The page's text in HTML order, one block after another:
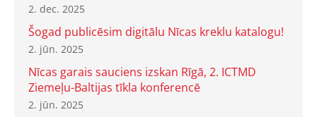
2. dec. 2025
Šogad publicēsim digitālu Nīcas kreklu katalogu!
2. jūn. 2025
Nīcas garais sauciens izskan Rīgā, 2. ICTMD
Ziemeļu-Baltijas tīkla konferencē
2. jūn. 2025